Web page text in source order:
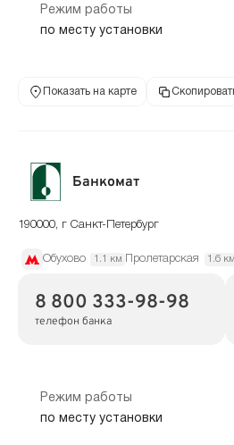
Режим работы
по месту установки
Показать на карте
Банкомат
190000, г Санкт-Петербург
Обухово 1.1 км Пролетарская 1.6 км
8 800 333-98-98
телефон банка
Режим работы
по месту установки